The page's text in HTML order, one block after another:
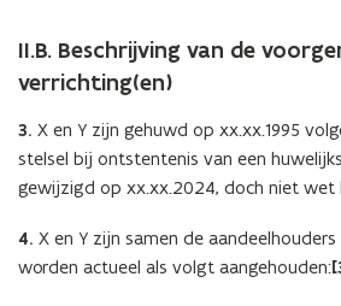
II.B. Beschrijving van de
verrichting(en)
3. X en Y zijn gehuwd op xx.xx.1995
stelsel bij ontstentenis van een
gewijzigd op xx.xx.2024, doch niet
4. X en Y zijn samen de aandeelhouders
worden actueel als volgt aangehouden: